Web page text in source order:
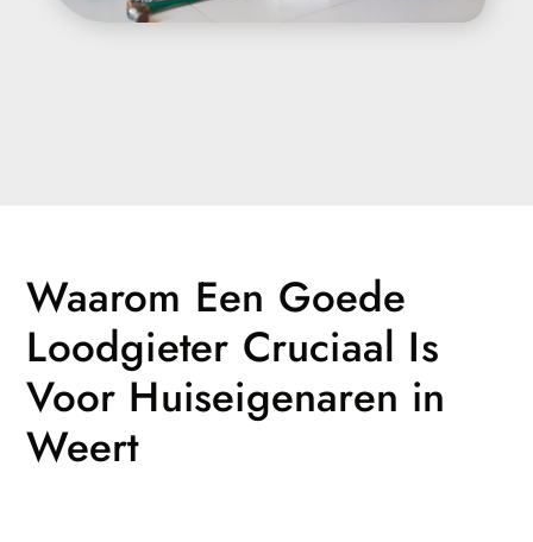
Waarom Een Goede
Loodgieter Cruciaal Is
Voor Huiseigenaren in
Weert